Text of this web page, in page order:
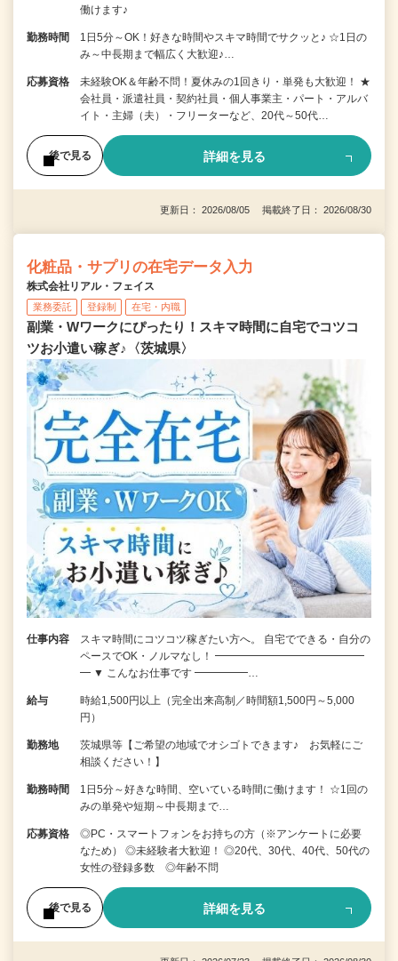
働けます♪
勤務時間
1日5分～OK！好きな時間やスキマ時間でサクッと♪ ☆1日の
み～中長期まで幅広く大歓迎♪…
応募資格
未経験OK＆年齢不問！夏休みの1回きり・単発も大歓迎！ ★
会社員・派遣社員・契約社員・個人事業主・パート・アルバ
イト・主婦（夫）・フリーターなど、20代～50代…
後で見る 詳細を見る
更新日： 2026/08/05 掲載終了日： 2026/08/30
化粧品・サプリの在宅データ入力
株式会社リアル・フェイス
業務委託 登録制 在宅・内職
副業・Wワークにぴったり！スキマ時間に自宅でコツコ
ツお小遣い稼ぎ♪〈茨城県〉
仕事内容
スキマ時間にコツコツ稼ぎたい方へ。 自宅でできる・自分の
ペースでOK・ノルマなし！ ━━━━━━━━━━━━━━
━ ▼ こんなお仕事です ━━━━━…
給与
時給1,500円以上（完全出来高制／時間額1,500円～5,000
円）
勤務地
茨城県等【ご希望の地域でオシゴトできます♪ お気軽にご
相談ください！】
勤務時間
1日5分～好きな時間、空いている時間に働けます！ ☆1回の
みの単発や短期～中長期まで…
応募資格
◎PC・スマートフォンをお持ちの方（※アンケートに必要
なため） ◎未経験者大歓迎！ ◎20代、30代、40代、50代の
女性の登録多数 ◎年齢不問
後で見る 詳細を見る